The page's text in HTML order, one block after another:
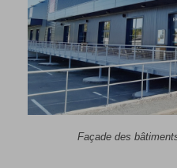
Façade des